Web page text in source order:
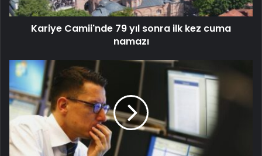
Kariye Camii'nde 79 yıl sonra ilk kez cuma
namazı